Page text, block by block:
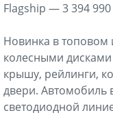
Flagship — 3 394
Новинка в топовом
колесными дисками
крышу, рейлинги,
двери. Автомобиль
светодиодной